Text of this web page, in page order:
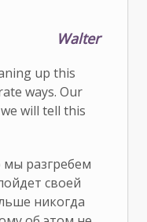
Walter
up this
ways. Our
will tell this
мы разгребем
своей
никогда